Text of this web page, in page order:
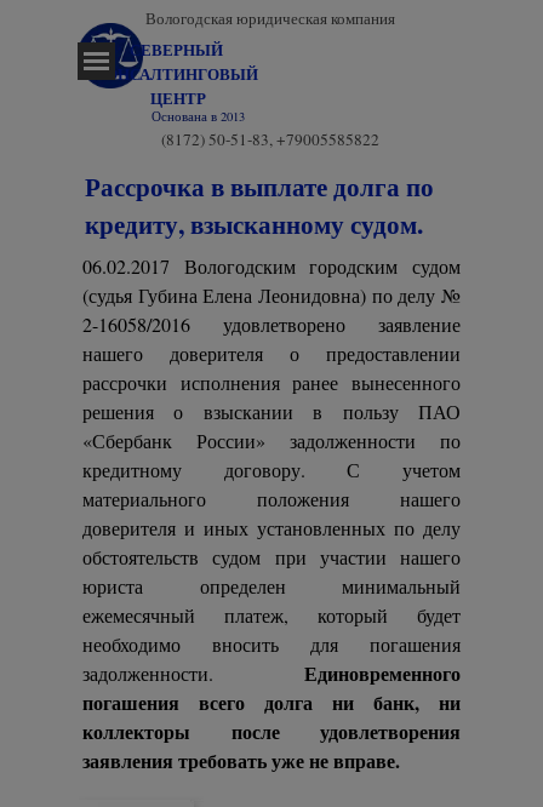
Перейти к контенту
СЕВЕРНЫЙ
КОНСАЛТИНГОВЫЙ
ЦЕНТР
Вологодская юридическая компания
(8172) 50-51-83, +79005585822
Основана в 2013
Пропустить меню
Рассрочка в выплате долга по
кредиту, взысканному судом.
06.02.2017 Вологодским городским судом
(судья Губина Елена Леонидовна) по делу №
2-16058/2016 удовлетворено заявление
нашего доверителя о предоставлении
рассрочки исполнения ранее вынесенного
решения о взыскании в пользу ПАО
«Сбербанк России» задолженности по
кредитному договору. С учетом
материального положения нашего
доверителя и иных установленных по делу
обстоятельств судом при участии нашего
юриста определен минимальный
ежемесячный платеж, который будет
необходимо вносить для погашения
задолженности. Единовременного
погашения всего долга ни банк, ни
коллекторы после удовлетворения
заявления требовать уже не вправе.